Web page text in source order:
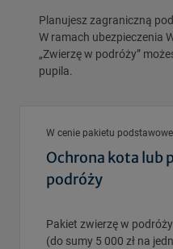
Planujesz zagraniczną
W ramach ubezpieczenia
„Zwierzę w podróży”
pupila.
W cenie pakietu
Ochrona kota lub
podróży
Pakiet zwierzę w
(do sumy 5 000 zł na